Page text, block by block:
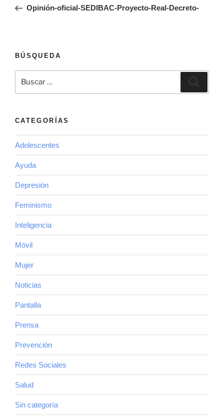
entradas
anterior:
Opinión-oficial-SEDIBAC-Proyecto-Real-Decreto-
BÚSQUEDA
por:
CATEGORÍAS
Adolescentes
Ayuda
Depresión
Feminismo
Inteligencia
Móvil
Mujer
Noticias
Pantalla
Prensa
Prevención
Redes Sociales
Salud
Sin categoría